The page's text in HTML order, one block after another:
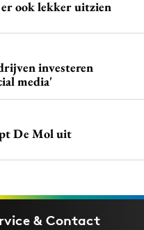
ook lekker uitzien
investeren
media'
De Mol uit
& Contact